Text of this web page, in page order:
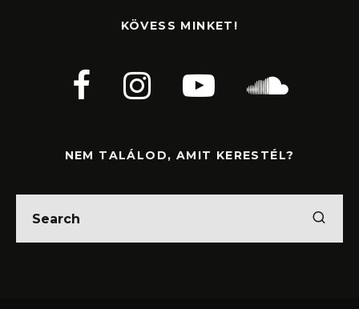
KÖVESS MINKET!
NEM TALÁLOD, AMIT KERESTÉL?